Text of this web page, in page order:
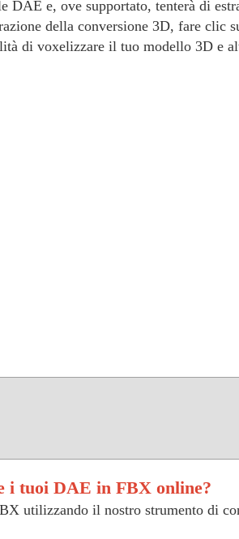
e, ove supportato, tenterà di
della conversione 3D, fare clic
di voxelizzare il tuo modello 3D e
i tuoi DAE in FBX online?
utilizzando il nostro strumento di